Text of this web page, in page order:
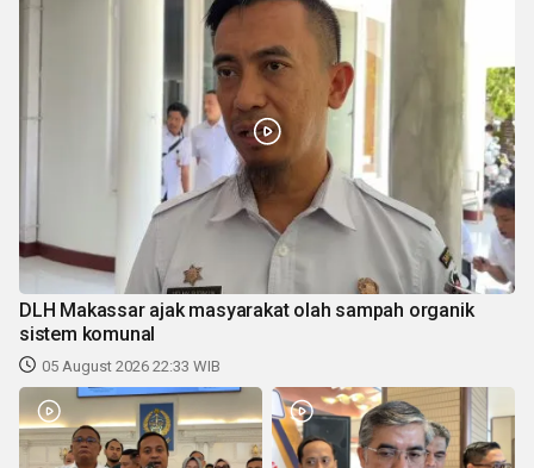
DLH Makassar ajak masyarakat olah sampah organik
sistem komunal
05 August 2026 22:33 WIB